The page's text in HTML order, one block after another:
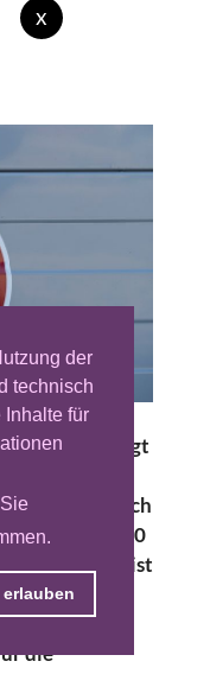
der
technisch
Inhalte für
x
beschäftigt
seit längerer
gewann durch
und TCF 2.0
Dabei ist
für die
von
die